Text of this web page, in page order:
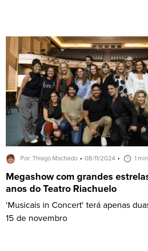
Por: Thiago Machado 08/11/2024 1
Megashow com grandes
anos do Teatro Riachuelo
'Musicais in Concert' terá apenas
15 de novembro